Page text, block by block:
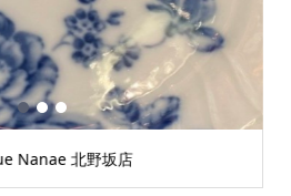
Nanae 北野坂店
1 2 3